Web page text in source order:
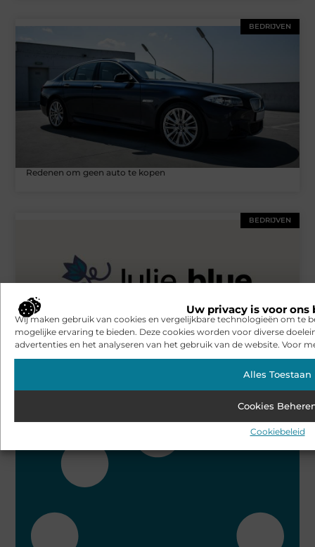
Uw privacy is voor
Wij maken gebruik van cookies en vergelijkbare technologieën om te
mogelijke ervaring te bieden. Deze cookies worden voor diverse
advertenties en het analyseren van het gebruik van de website. Voor
Alles Toestaan
Cookies
Cookiebeleid
BEDRIJVEN
Redenen om geen auto te kopen
BEDRIJVEN
Bekijk alle artikelen over dit onderwerp